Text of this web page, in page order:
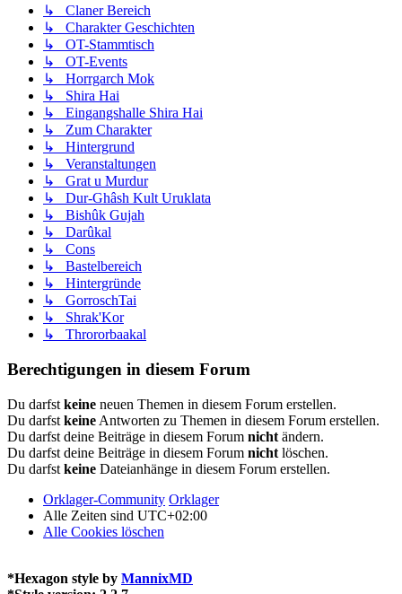
↳ Claner Bereich
↳ Charakter Geschichten
↳ OT-Stammtisch
↳ OT-Events
↳ Horrgarch Mok
↳ Shira Hai
↳ Eingangshalle Shira Hai
↳ Zum Charakter
↳ Hintergrund
↳ Veranstaltungen
↳ Grat u Murdur
↳ Dur-Ghâsh Kult Uruklata
↳ Bishûk Gujah
↳ Darûkal
↳ Cons
↳ Bastelbereich
↳ Hintergründe
↳ GorroschTai
↳ Shrak'Kor
↳ Thrororbaakal
Berechtigungen in diesem Forum
Du darfst keine neuen Themen in diesem Forum erstellen.
Du darfst keine Antworten zu Themen in diesem Forum erstellen.
Du darfst deine Beiträge in diesem Forum nicht ändern.
Du darfst deine Beiträge in diesem Forum nicht löschen.
Du darfst keine Dateianhänge in diesem Forum erstellen.
Orklager-Community Orklager
Alle Zeiten sind UTC+02:00
Alle Cookies löschen
*Hexagon style by MannixMD